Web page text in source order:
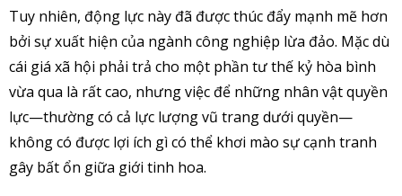
Tuy nhiên, động lực này đã được thúc đẩy mạnh mẽ hơn
bởi sự xuất hiện của ngành công nghiệp lừa đảo. Mặc dù
cái giá xã hội phải trả cho một phần tư thế kỷ hòa bình
vừa qua là rất cao, nhưng việc để những nhân vật quyền
lực—thường có cả lực lượng vũ trang dưới quyền—
không có được lợi ích gì có thể khơi mào sự cạnh tranh
gây bất ổn giữa giới tinh hoa.